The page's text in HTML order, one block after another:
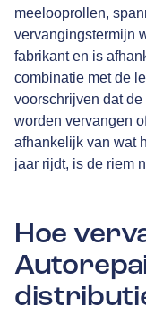
meelooprollen,
vervangingstermijn
fabrikant en is
combinatie met de
voorschrijven dat
worden vervangen
afhankelijk van wat
jaar rijdt, is de riem
Hoe